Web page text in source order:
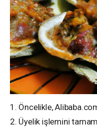
1. Öncelikle,
2. Üyelik işlemini